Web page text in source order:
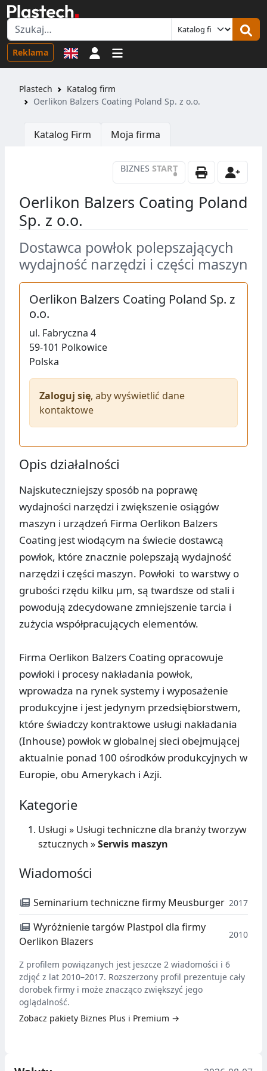
Reklama Logowanie
Plastech
Katalog firm
Oerlikon Balzers Coating Poland Sp. z o.o.
Katalog Firm Moja firma
BIZNES START
•
Oerlikon Balzers Coating Poland
Sp. z o.o.
Dostawca powłok polepszających
wydajność narzędzi i części maszyn
Oerlikon Balzers Coating Poland Sp. z
o.o.
ul. Fabryczna 4
59-101 Polkowice
Polska
Zaloguj się, aby wyświetlić dane
kontaktowe
Opis działalności
Najskuteczniejszy sposób na poprawę
wydajności narzędzi i zwiększenie osiągów
maszyn i urządzeń Firma Oerlikon Balzers
Coating jest wiodącym na świecie dostawcą
powłok, które znacznie polepszają wydajność
narzędzi i części maszyn. Powłoki to warstwy o
grubości rzędu kilku µm, są twardsze od stali i
powodują zdecydowane zmniejszenie tarcia i
zużycia współpracujących elementów.
Firma Oerlikon Balzers Coating opracowuje
powłoki i procesy nakładania powłok,
wprowadza na rynek systemy i wyposażenie
produkcyjne i jest jedynym przedsiębiorstwem,
które świadczy kontraktowe usługi nakładania
(Inhouse) powłok w globalnej sieci obejmującej
aktualnie ponad 100 ośrodków produkcyjnych w
Europie, obu Amerykach i Azji.
Kategorie
Usługi » Usługi techniczne dla branży tworzyw
sztucznych »Serwis maszyn
Wiadomości
Seminarium techniczne firmy Meusburger 2017
Wyróżnienie targów Plastpol dla firmy
Oerlikon Blazers
2010
Z profilem powiązanych jest jeszcze 2 wiadomości i 6
zdjęć z lat 2010–2017. Rozszerzony profil prezentuje cały
dorobek firmy i może znacząco zwiększyć jego
oglądalność.
Zobacz pakiety Biznes Plus i Premium →